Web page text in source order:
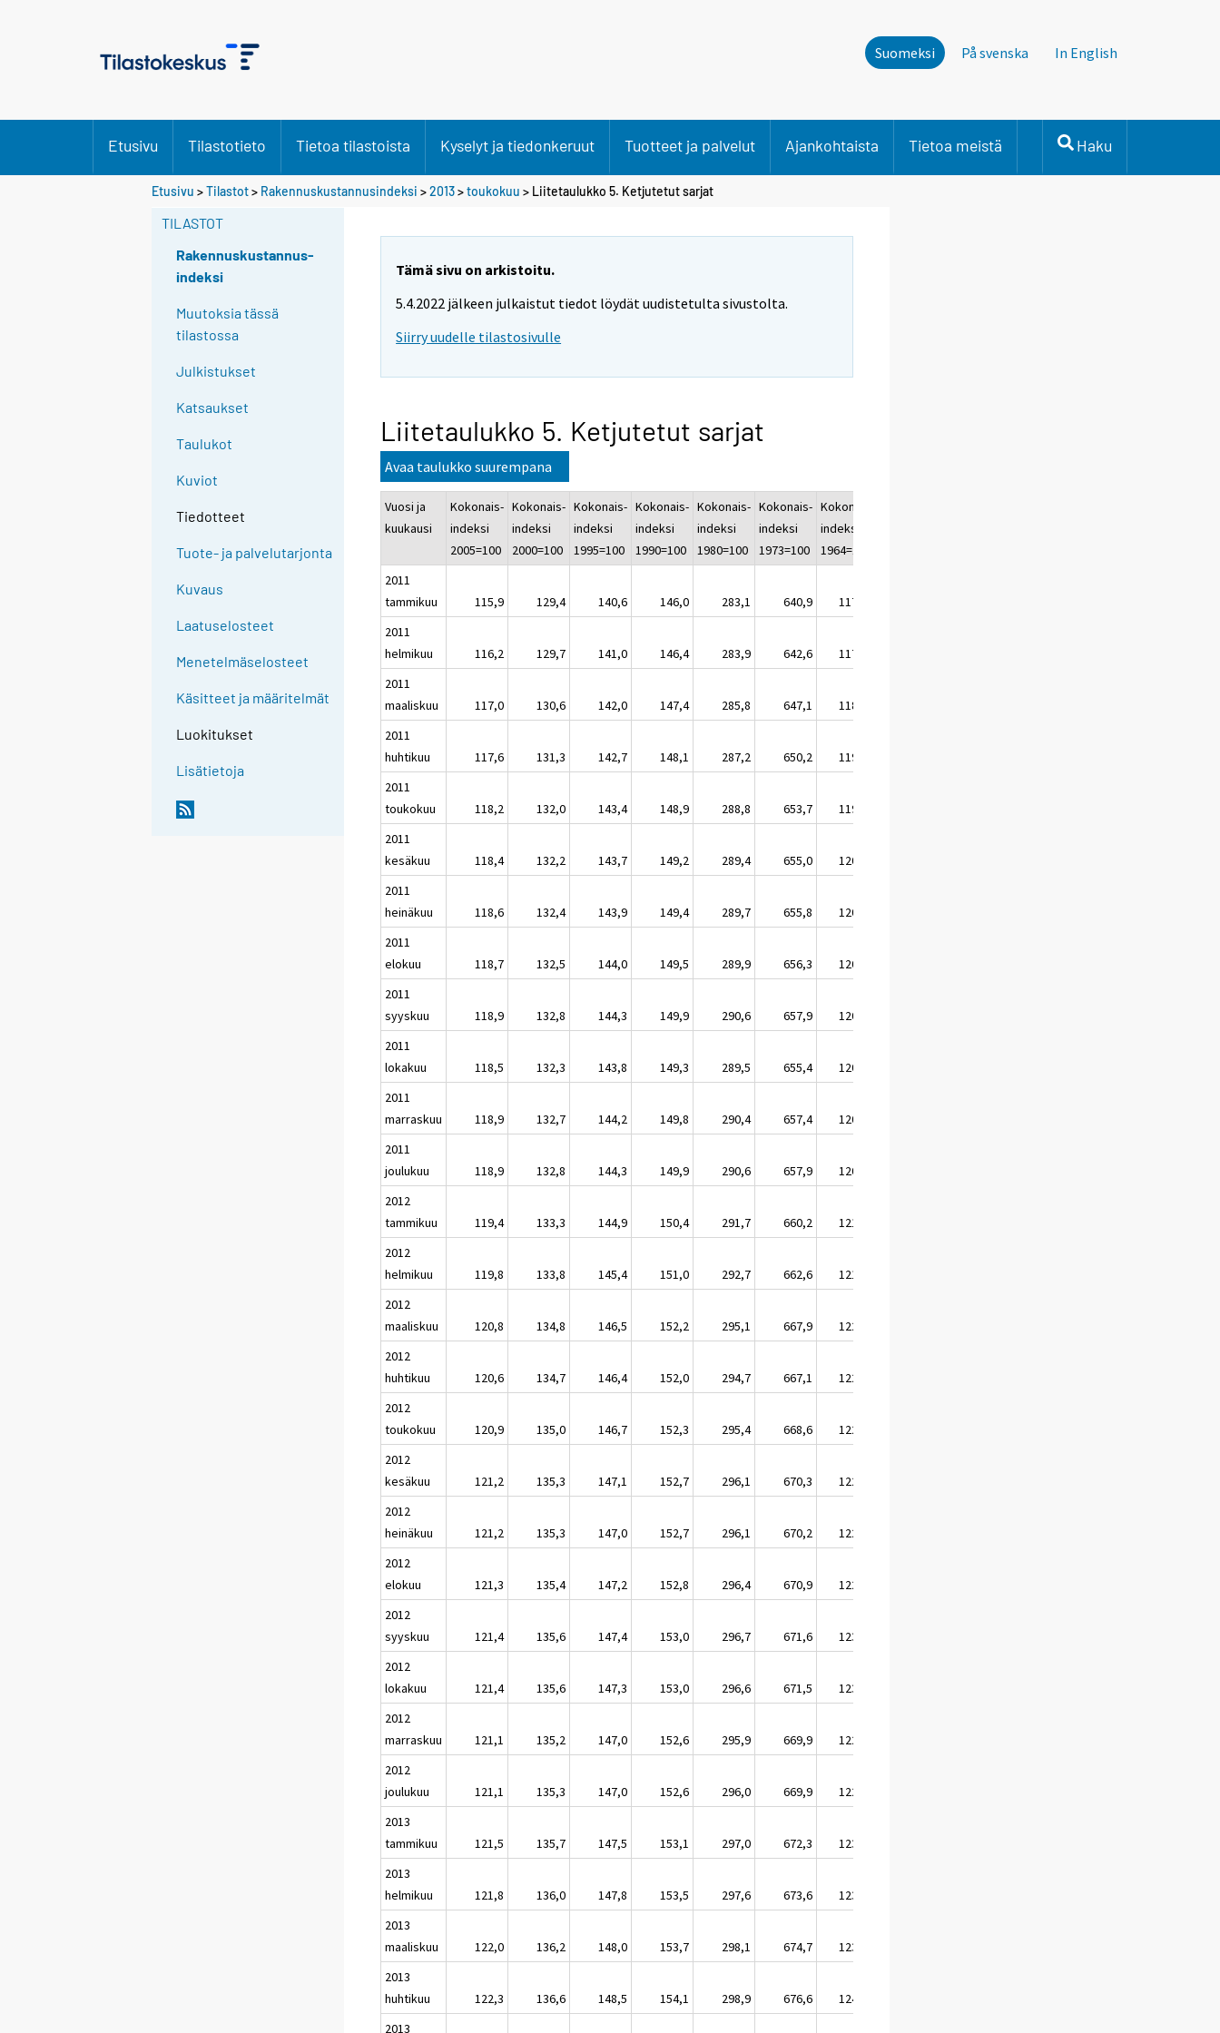
Suomeksi På svenska In English
Etusivu Tilastotieto Tietoa tilastoista Kyselyt ja tiedonkeruut Tuotteet ja palvelut Ajankohtaista Tietoa meistä Haku
Etusivu >Tilastot> Rakennuskustannusindeksi >2013>toukokuu > Liitetaulukko 5. Ketjutetut sarjat
TILASTOT
Rakennuskustannus-
indeksi
Muutoksia tässä
tilastossa
Julkistukset
Katsaukset
Taulukot
Kuviot
Tiedotteet
Tuote- ja palvelutarjonta
Kuvaus
Laatuselosteet
Menetelmäselosteet
Käsitteet ja määritelmät
Luokitukset
Lisätietoja
Tämä sivu on arkistoitu.
5.4.2022 jälkeen julkaistut tiedot löydät uudistetulta sivustolta.
Siirry uudelle tilastosivulle
Liitetaulukko 5. Ketjutetut sarjat
Avaa taulukko suurempana
Vuosi ja
kuukausi
Kokonais-
indeksi
2005=100
Kokonais-
indeksi
2000=100
Kokonais-
indeksi
1995=100
Kokonais-
indeksi
1990=100
Kokonais-
indeksi
1980=100
Kokonais-
indeksi
1973=100
Kokonais-
indeksi
1964=100
2011
tammikuu
115,9 129,4 140,6 146,0 283,1 640,9 1174,7
2011
helmikuu
116,2 129,7 141,0 146,4 283,9 642,6 1177,9
2011
maaliskuu
117,0 130,6 142,0 147,4 285,8 647,1 1185,9
2011
huhtikuu
117,6 131,3 142,7 148,1 287,2 650,2 1191,8
2011
toukokuu
118,2 132,0 143,4 148,9 288,8 653,7 1198,1
2011
kesäkuu
118,4 132,2 143,7 149,2 289,4 655,0 1200,6
2011
heinäkuu
118,6 132,4 143,9 149,4 289,7 655,8 1202,0
2011
elokuu
118,7 132,5 144,0 149,5 289,9 656,3 1202,9
2011
syyskuu
118,9 132,8 144,3 149,9 290,6 657,9 1205,8
2011
lokakuu
118,5 132,3 143,8 149,3 289,5 655,4 1201,2
2011
marraskuu
118,9 132,7 144,2 149,8 290,4 657,4 1204,9
2011
joulukuu
118,9 132,8 144,3 149,9 290,6 657,9 1205,8
2012
tammikuu
119,4 133,3 144,9 150,4 291,7 660,2 1210,1
2012
helmikuu
119,8 133,8 145,4 151,0 292,7 662,6 1214,5
2012
maaliskuu
120,8 134,8 146,5 152,2 295,1 667,9 1224,2
2012
huhtikuu
120,6 134,7 146,4 152,0 294,7 667,1 1222,6
2012
toukokuu
120,9 135,0 146,7 152,3 295,4 668,6 1225,4
2012
kesäkuu
121,2 135,3 147,1 152,7 296,1 670,3 1228,5
2012
heinäkuu
121,2 135,3 147,0 152,7 296,1 670,2 1228,3
2012
elokuu
121,3 135,4 147,2 152,8 296,4 670,9 1229,6
2012
syyskuu
121,4 135,6 147,4 153,0 296,7 671,6 1230,9
2012
lokakuu
121,4 135,6 147,3 153,0 296,6 671,5 1230,7
2012
marraskuu
121,1 135,2 147,0 152,6 295,9 669,9 1227,7
2012
joulukuu
121,1 135,3 147,0 152,6 296,0 669,9 1227,9
2013
tammikuu
121,5 135,7 147,5 153,1 297,0 672,3 1232,1
2013
helmikuu
121,8 136,0 147,8 153,5 297,6 673,6 1234,6
2013
maaliskuu
122,0 136,2 148,0 153,7 298,1 674,7 1236,7
2013
huhtikuu
122,3 136,6 148,5 154,1 298,9 676,6 1240,1
2013